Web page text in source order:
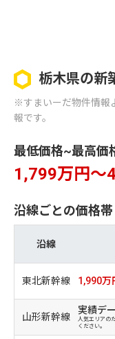
栃木県の新
※すまいーだ物件情報
報です。
最低価格~最高価
1,799万円～
沿線ごとの価格帯
沿線
東北新幹線 1,990万
山形新幹線
実績デ
人気エリアの
ください。